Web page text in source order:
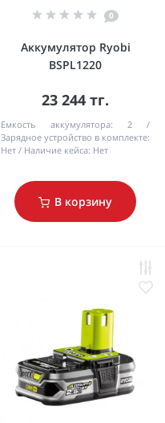
0
Аккумулятор Ryobi
BSPL1220
23 244 тг.
Емкость аккумулятора:
2
Зарядное устройство в комплекте:
Нет
Наличие кейса: Нет
В корзину